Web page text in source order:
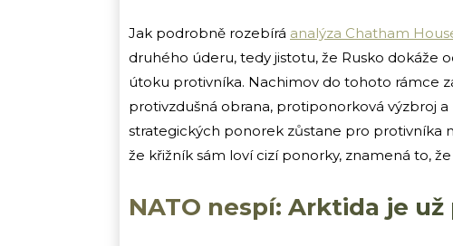
Jak podrobně rozebírá analýza Chatham
druhého úderu, tedy jistotu, že Rusko
útoku protivníka. Nachimov do tohoto rámce
protivzdušná obrana, protiponorková výzbroj
strategických ponorek zůstane pro protivníka
že křižník sám loví cizí ponorky, znamená to,
NATO nespí: Arktida je